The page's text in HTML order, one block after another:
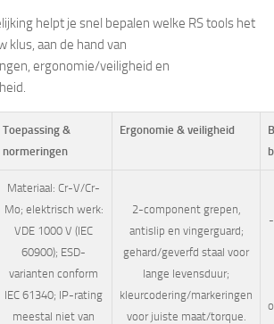
helpt je snel bepalen welke RS tools het
klus, aan de hand van
ergonomie/veiligheid en
Toepassing &
normeringen
Ergonomie & veiligheid
Materiaal: Cr-V/Cr-
Mo; elektrisch werk:
VDE 1000 V (IEC
60900); ESD-
varianten conform
IEC 61340; IP-rating
meestal niet van
2-component grepen,
antislip en vingerguard;
gehard/geverfd staal voor
lange levensduur;
kleurcodering/markeringen
voor juiste maat/torque.